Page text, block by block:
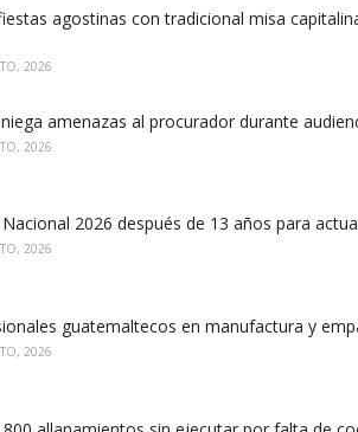
agostinas con tradicional misa
2026
amenazas al procurador durante
2026
2026 después de 13 años para
2026
guatemaltecos en manufactura y
2026